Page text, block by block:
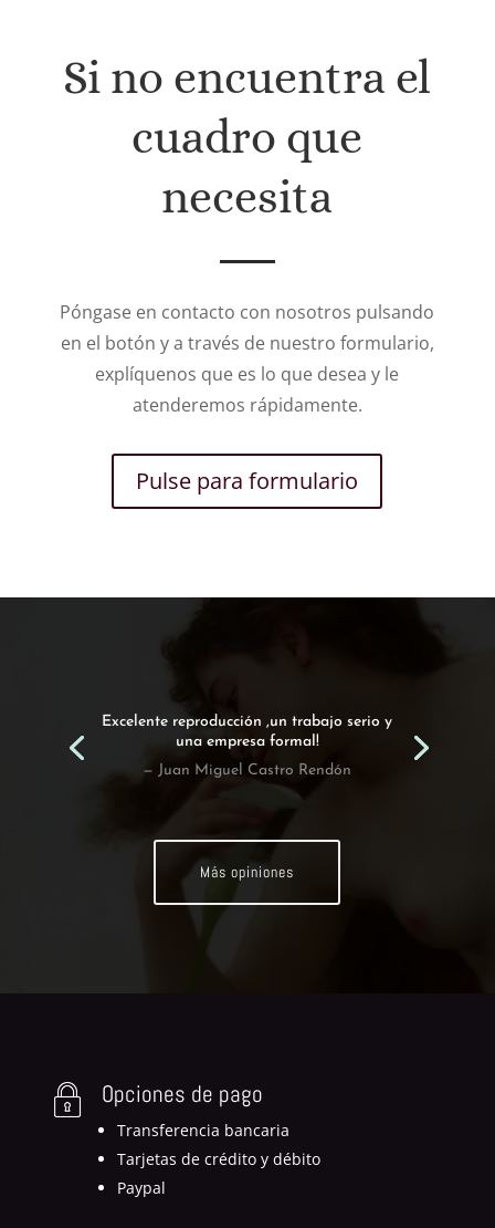
Si no encuentra el
cuadro que
necesita
Póngase en contacto con nosotros pulsando
en el botón y a través de nuestro formulario,
explíquenos que es lo que desea y le
atenderemos rápidamente.
Pulse para formulario
Encargamos esta obra a Emilio y hemos
quedado encantados con el resultado!.
— Susana Garcia Casillas
Más opiniones
Opciones de pago
Transferencia bancaria
Tarjetas de crédito y débito
Paypal